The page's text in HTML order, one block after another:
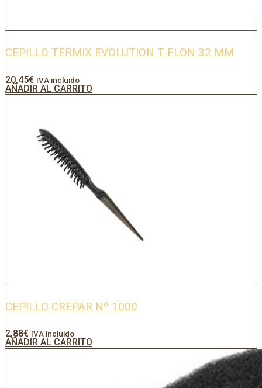
CEPILLO TERMIX EVOLUTION T-FLON 32 MM
20,45€ IVA incluido
AÑADIR AL CARRITO
CEPILLO CREPAR Nº 1000
2,88€ IVA incluido
AÑADIR AL CARRITO